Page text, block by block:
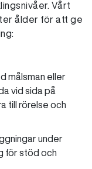
Vårt
ålder för att ge
målsman eller
vid sida på
till rörelse och
under
för stöd och